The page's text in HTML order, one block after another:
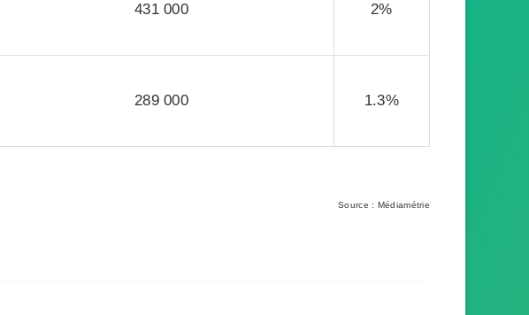
431 000 2%
289 000 1.3%
Source : Médiamétrie